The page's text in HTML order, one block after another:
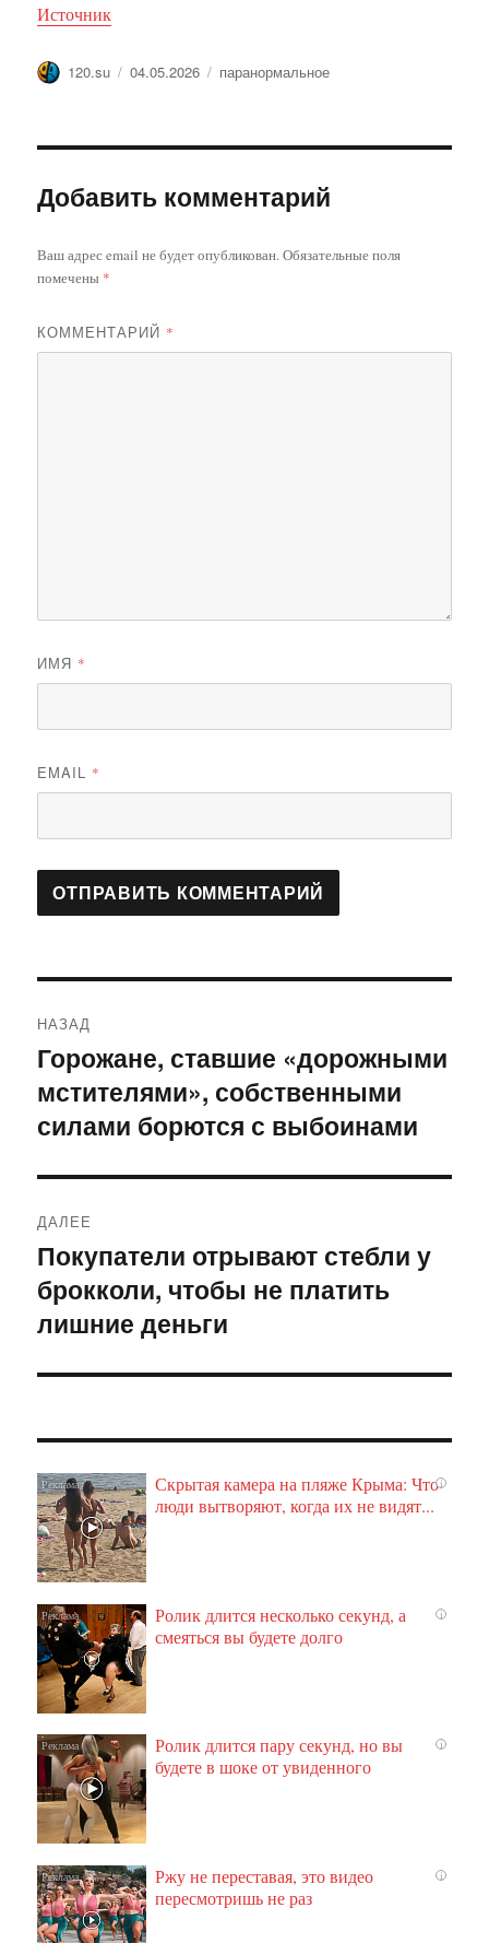
Источник
Автор
120.su Опубликовано
04.05.2026 Метки
паранормальное
Добавить комментарий
Ваш адрес email не будет опубликован.Обязательные поля
помечены *
КОММЕНТАРИЙ *
ИМЯ *
EMAIL *
по
записям
НАЗАД
Предыдущая
запись:
Горожане, ставшие «дорожными
мстителями», собственными
силами борются с выбоинами
ДАЛЕЕ
Следующая
запись:
Покупатели отрывают стебли у
брокколи, чтобы не платить
лишние деньги
i
Скрытая камера на пляже Крыма: Что
люди вытворяют, когда их не видят...
i
Ролик длится несколько секунд, а
смеяться вы будете долго
i
Ролик длится пару секунд, но вы
будете в шоке от увиденного
i
Ржу не переставая, это видео
пересмотришь не раз